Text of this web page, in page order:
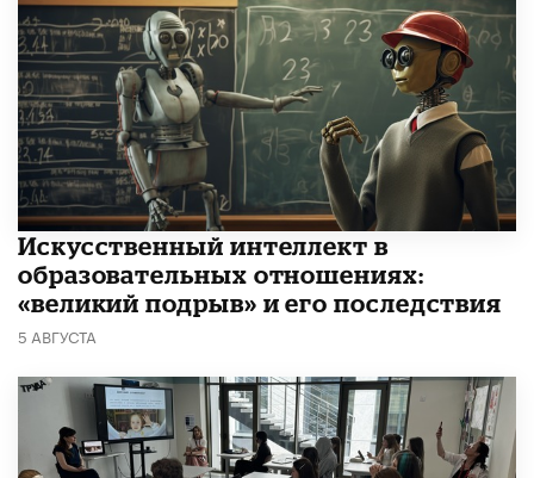
​Искусственный интеллект в
образовательных отношениях:
«великий подрыв» и его последствия
5 АВГУСТА